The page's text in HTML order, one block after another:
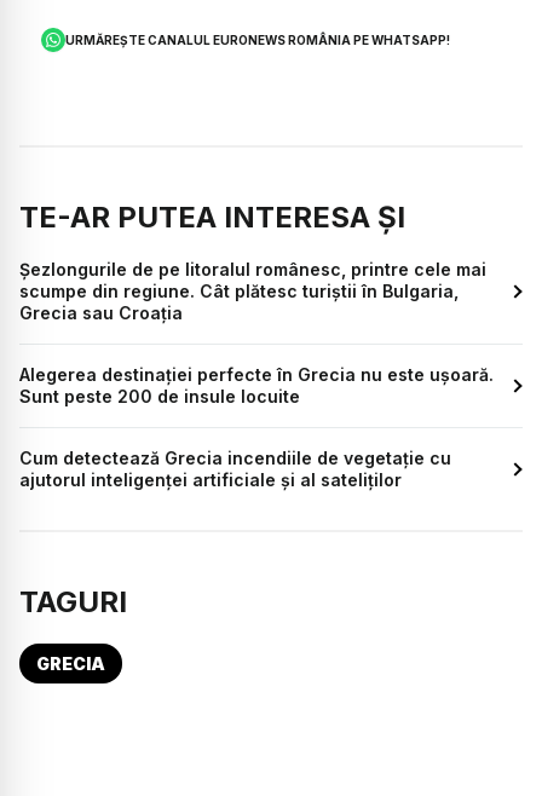
URMĂREȘTE CANALUL EURONEWS ROMÂNIA PE WHATSAPP!
TE-AR PUTEA INTERESA ȘI
Șezlongurile de pe litoralul românesc, printre cele mai
scumpe din regiune. Cât plătesc turiștii în Bulgaria,
Grecia sau Croația
Alegerea destinației perfecte în Grecia nu este ușoară.
Sunt peste 200 de insule locuite
Cum detectează Grecia incendiile de vegetație cu
ajutorul inteligenței artificiale și al sateliților
TAGURI
GRECIA